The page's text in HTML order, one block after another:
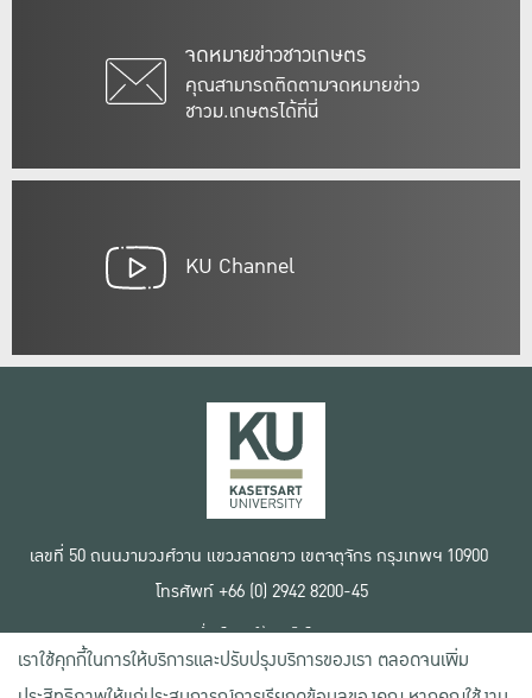
จดหมายข่าวชาวเกษตร
คุณสามารถติดตามจดหมายข่าว
ชาวม.เกษตรได้ที่นี่
KU Channel
เลขที่ 50 ถนนงามวงศ์วาน แขวงลาดยาว เขตจตุจักร กรุงเทพฯ 10900
โทรศัพท์ +66 (0) 2942 8200-45
เงื่อนไขการใช้งานเว็บไซต์
ข้อตกลงด้านสิทธิ์ใช้งาน
นโยบายความเป็นส่วนตัว
เราใช้คุกกี้ในการให้บริการและปรับปรุงบริการของเรา ตลอดจนเพิ่ม